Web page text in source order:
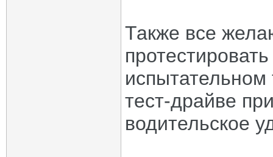
Также все
испытательном
тест-драйве
водительское